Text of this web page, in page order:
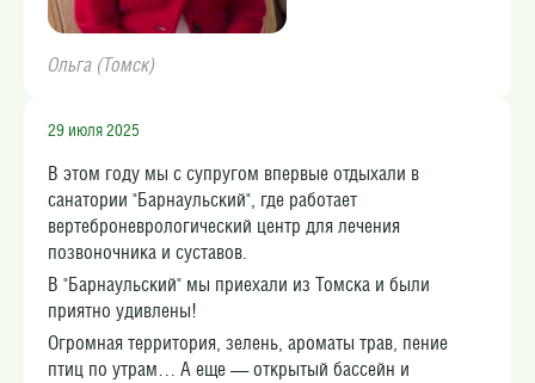
Ольга (Томск)
29 июля 2025
В этом году мы с супругом впервые отдыхали в
санатории "Барнаульский", где работает
вертеброневрологический центр для лечения
позвоночника и суставов.
В "Барнаульский" мы приехали из Томска и были
приятно удивлены!
Огромная территория, зелень, ароматы трав, пение
птиц по утрам… А еще — открытый бассейн и